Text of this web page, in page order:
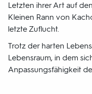
Letzten ihrer Art auf
Kleinen Rann von
letzte Zuflucht.
Trotz der harten
Lebensraum, in dem
Anpassungsfähigkeit